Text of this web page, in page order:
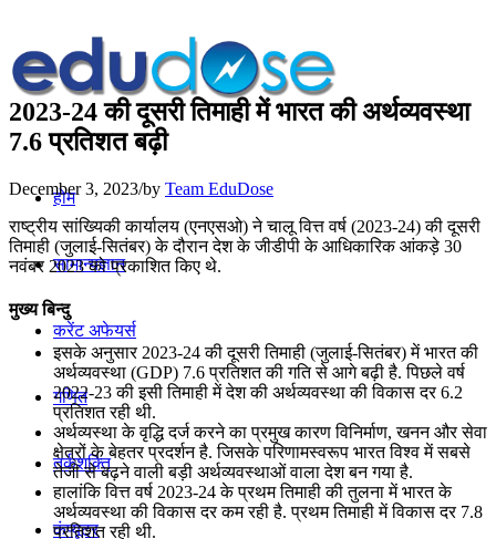
होम
सामान्यज्ञान
करेंट अफेयर्स
गणित
तर्कशक्ति
कंप्यूटर
2023-24 की दूसरी तिमाही में भारत की अर्थव्यवस्था
7.6 प्रतिशत बढ़ी
December 3, 2023/by Team EduDose
राष्ट्रीय सांख्यिकी कार्यालय (एनएसओ) ने चालू वित्त वर्ष (2023-24) की दूसरी
तिमाही (जुलाई-सितंबर) के दौरान देश के जीडीपी के आधिकारिक आंकड़े 30
नवंबर 2023 को प्रकाशित किए थे.
मुख्य बिन्दु
इसके अनुसार 2023-24 की दूसरी तिमाही (जुलाई-सितंबर) में भारत की
अर्थव्यवस्था (GDP) 7.6 प्रतिशत की गति से आगे बढ़ी है. पिछले वर्ष
2022-23 की इसी तिमाही में देश की अर्थव्यवस्था की विकास दर 6.2
प्रतिशत रही थी.
अर्थव्यस्था के वृद्धि दर्ज करने का प्रमुख कारण विनिर्माण, खनन और सेवा
क्षेत्रों के बेहतर प्रदर्शन है. जिसके परिणामस्वरूप भारत विश्व में सबसे
तेजी से बढ़ने वाली बड़ी अर्थव्यवस्थाओं वाला देश बन गया है.
हालांकि वित्त वर्ष 2023-24 के प्रथम तिमाही की तुलना में भारत के
अर्थव्यवस्था की विकास दर कम रही है. प्रथम तिमाही में विकास दर 7.8
प्रतिशत रही थी.